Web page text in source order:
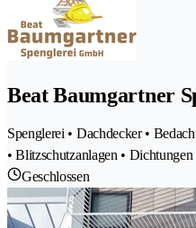
Beat Baumgartner
Spenglerei • Dachdecker •
• Blitzschutzanlagen •
Geschlossen